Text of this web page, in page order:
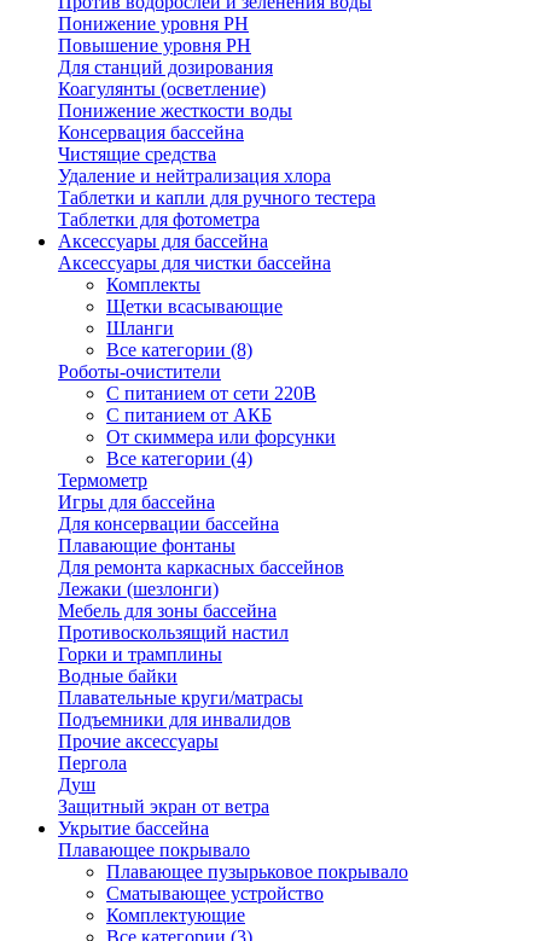
Понижение уровня РН
Повышение уровня РН
Для станций дозирования
Коагулянты (осветление)
Понижение жесткости воды
Консервация бассейна
Чистящие средства
Удаление и нейтрализация хлора
Таблетки и капли для ручного тестера
Таблетки для фотометра
Аксессуары для бассейна
Аксессуары для чистки бассейна
Комплекты
Щетки всасывающие
Шланги
Все категории (8)
Роботы-очистители
С питанием от сети 220В
С питанием от АКБ
От скиммера или форсунки
Все категории (4)
Термометр
Игры для бассейна
Для консервации бассейна
Плавающие фонтаны
Для ремонта каркасных бассейнов
Лежаки (шезлонги)
Мебель для зоны бассейна
Противоскользящий настил
Горки и трамплины
Водные байки
Плавательные круги/матрасы
Подъемники для инвалидов
Прочие аксессуары
Пергола
Душ
Защитный экран от ветра
Укрытие бассейна
Плавающее покрывало
Плавающее пузырьковое покрывало
Сматывающее устройство
Комплектующие
Все категории (3)